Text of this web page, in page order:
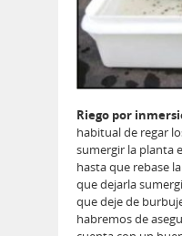
Riego por
habitual de regar
sumergir la planta
hasta que rebase
que dejarla
que deje de
habremos de